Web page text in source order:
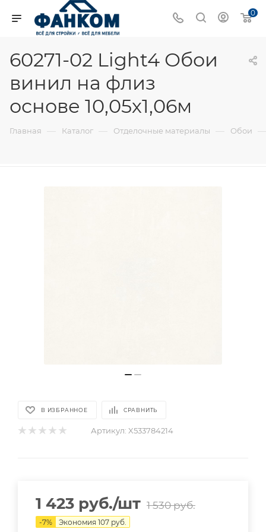
0
60271-02 Light4 Обои
винил на флиз
основе 10,05х1,06м
Главная — Каталог — Отделочные материалы — Обои —
В ИЗБРАННОЕ СРАВНИТЬ
Артикул: X533784214
1 423 руб./шт 1 530руб.
-7% Экономия 107 руб.